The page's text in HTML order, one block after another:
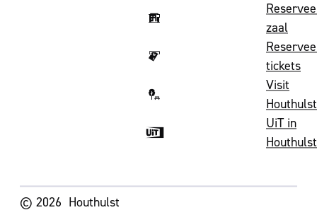
zaal
tickets
Visit
Houthulst
UiT in
Houthulst
© 2026 Houthulst